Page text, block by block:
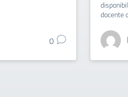
0
docente